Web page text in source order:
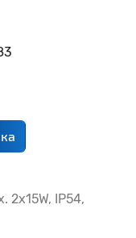
2x15W, IP54,